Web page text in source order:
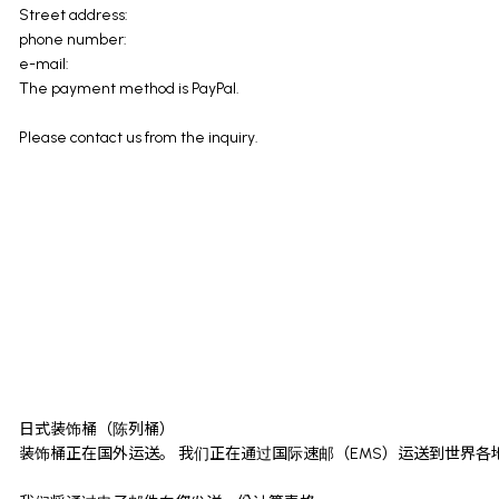
Street address:
phone number:
e-mail:
The payment method is PayPal.
Please contact us from the inquiry.
日式装饰桶（陈列桶）
装饰桶正在国外运送。 我们正在通过国际速邮（EMS）运送到世界各